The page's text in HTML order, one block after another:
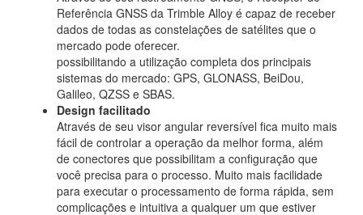
Referência GNSS da Trimble Alloy é capaz de receber
dados de todas as constelações de satélites que o
mercado pode oferecer.
possibilitando a utilização completa dos principais
sistemas do mercado: GPS, GLONASS, BeiDou,
Galileo, QZSS e SBAS.
Design facilitado
Através de seu visor angular reversível fica muito mais
fácil de controlar a operação da melhor forma, além
de conectores que possibilitam a configuração que
você precisa para o processo. Muito mais facilidade
para executar o processamento de forma rápida, sem
complicações e intuitiva a qualquer um que estiver